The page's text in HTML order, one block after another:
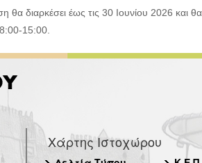
θα διαρκέσει έως τις 30 Ιουνίου 2026 και
15:00.
Χάρτης Ιστοχώρου